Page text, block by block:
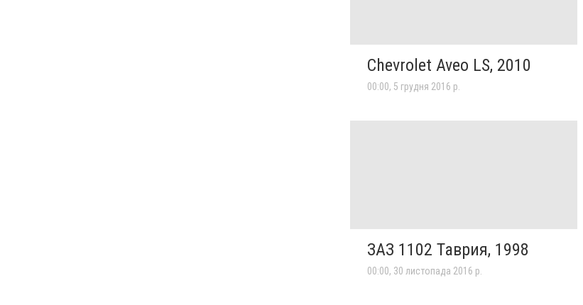
Chevrolet Aveo LS, 2010
00:00, 5 грудня 2016 р.
ЗАЗ 1102 Таврия, 1998
00:00, 30 листопада 2016 р.